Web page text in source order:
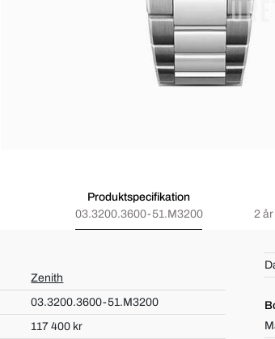
Produktspecifikation
03.3200.3600-51.M3200
2
Zenith
03.3200.3600-51.M3200
117 400 kr